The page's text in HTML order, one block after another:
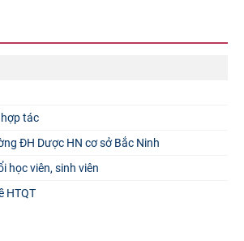
tác
ĐH Dược HN cơ sở Bắc Ninh
học viên, sinh viên
HTQT